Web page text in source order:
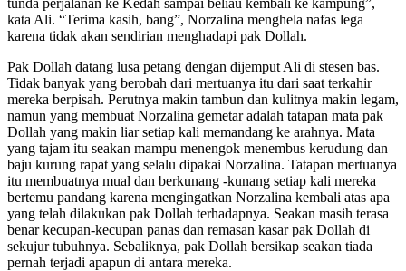
kata Ali. “Terima kasih, bang”, Norzalina menghela nafas lega
karena tidak akan sendirian menghadapi pak Dollah.
Pak Dollah datang lusa petang dengan dijemput Ali di stesen bas.
Tidak banyak yang berobah dari mertuanya itu dari saat terkahir
mereka berpisah. Perutnya makin tambun dan kulitnya makin legam,
namun yang membuat Norzalina gemetar adalah tatapan mata pak
Dollah yang makin liar setiap kali memandang ke arahnya. Mata
yang tajam itu seakan mampu menengok menembus kerudung dan
baju kurung rapat yang selalu dipakai Norzalina. Tatapan mertuanya
itu membuatnya mual dan berkunang -kunang setiap kali mereka
bertemu pandang karena mengingatkan Norzalina kembali atas apa
yang telah dilakukan pak Dollah terhadapnya. Seakan masih terasa
benar kecupan-kecupan panas dan remasan kasar pak Dollah di
sekujur tubuhnya. Sebaliknya, pak Dollah bersikap seakan tiada
pernah terjadi apapun di antara mereka.